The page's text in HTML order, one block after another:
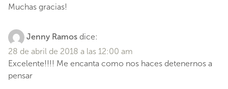
Muchas gracias!
Jenny Ramos dice:
28 de abril de 2018 a las 12:00 am
Excelente!!!! Me encanta como nos haces detenernos a
pensar